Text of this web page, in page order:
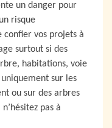
un danger pour
risque
confier vos projets à
surtout si des
habitations, voie
sur les
ou sur des arbres
pas à